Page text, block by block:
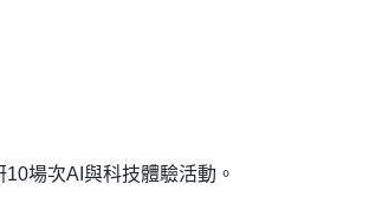
場次AI與科技體驗活動。